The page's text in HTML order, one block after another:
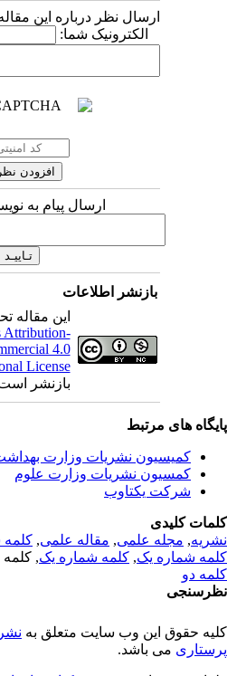
ارسال نظر درباره این
الکترونیک شما:
ارسال پیام به
بازنشر اطلاعات
این مقاله
Attribution-
4.0
License
بازنشر است.
های مرتبط
کمیسیون نشریات وزارت بهداشت
کمسیون نشریات وزارت علوم
شرکت یکتاوب
کلیدی
,مجله علمی, مقاله علمی, کلمه
شماره یک,کلمه شماره یک, کلمه
دو
حقوق این وب سایت متعلق به
می باشد.